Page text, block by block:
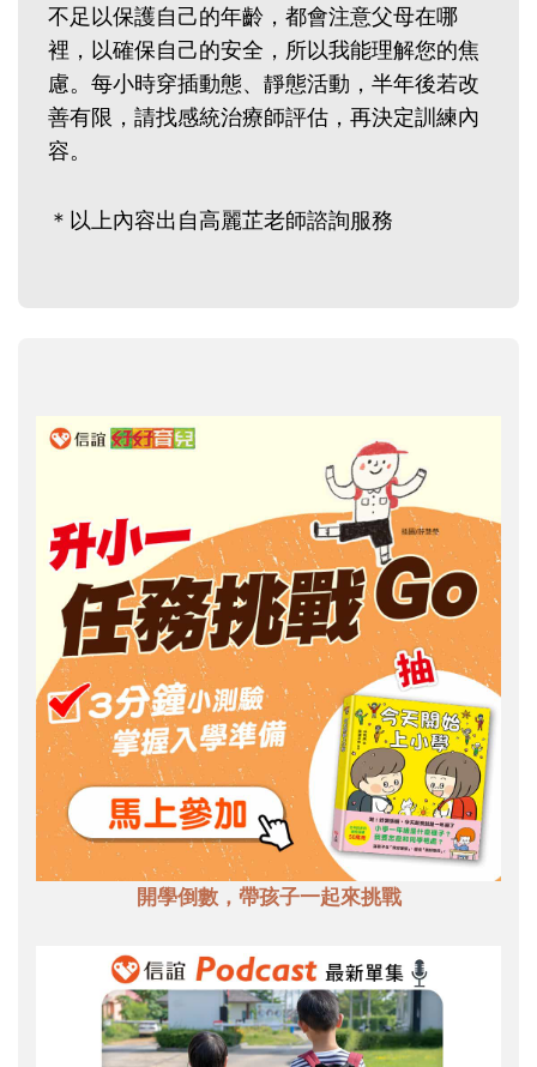
不足以保護自己的年齡，都會注意父母在哪
裡，以確保自己的安全，所以我能理解您的焦
慮。每小時穿插動態、靜態活動，半年後若改
善有限，請找感統治療師評估，再決定訓練內
容。
＊以上內容出自高麗芷老師諮詢服務
開學倒數，帶孩子一起來挑戰